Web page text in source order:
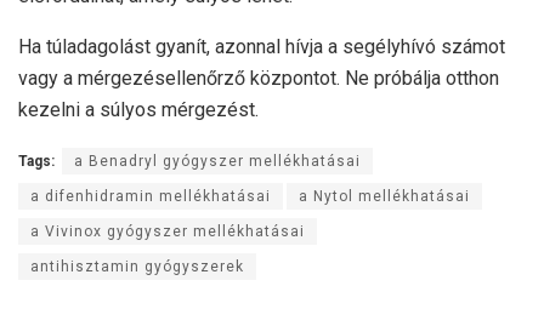
Ha túladagolást gyanít, azonnal hívja a segélyhívó számot
vagy a mérgezésellenőrző központot. Ne próbálja otthon
kezelni a súlyos mérgezést.
Tags: a Benadryl gyógyszer mellékhatásai
a difenhidramin mellékhatásai a Nytol mellékhatásai
a Vivinox gyógyszer mellékhatásai
antihisztamin gyógyszerek